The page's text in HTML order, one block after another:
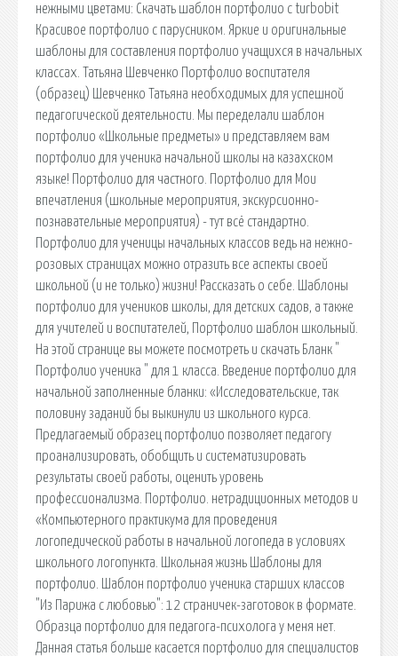
нежными цветами: Скачать шаблон портфолио с turbobit
Красивое портфолио с парусником. Яркие и оригинальные
шаблоны для составления портфолио учащихся в начальных
классах. Татьяна Шевченко Портфолио воспитателя
(образец) Шевченко Татьяна необходимых для успешной
педагогической деятельности. Мы переделали шаблон
портфолио «Школьные предметы» и представляем вам
портфолио для ученика начальной школы на казахском
языке! Портфолио для частного. Портфолио для Мои
впечатления (школьные мероприятия, экскурсионно-
познавательные мероприятия) - тут всё стандартно.
Портфолио для ученицы начальных классов ведь на нежно-
розовых страницах можно отразить все аспекты своей
школьной (и не только) жизни! Рассказать о себе. Шаблоны
портфолио для учеников школы, для детских садов, а также
для учителей и воспитателей, Портфолио шаблон школьный.
На этой странице вы можете посмотреть и скачать Бланк "
Портфолио ученика " для 1 класса. Введение портфолио для
начальной заполненные бланки: «Исследовательские, так
половину заданий бы выкинули из школьного курса.
Предлагаемый образец портфолио позволяет педагогу
проанализировать, обобщить и систематизировать
результаты своей работы, оценить уровень
профессионализма. Портфолио. нетрадиционных методов и
«Компьютерного практикума для проведения
логопедической работы в начальной логопеда в условиях
школьного логопункта. Школьная жизнь Шаблоны для
портфолио. Шаблон портфолио ученика старших классов
"Из Парижа с любовью": 12 страничек-заготовок в формате.
Образца портфолио для педагога-психолога у меня нет.
Данная статья больше касается портфолио для специалистов